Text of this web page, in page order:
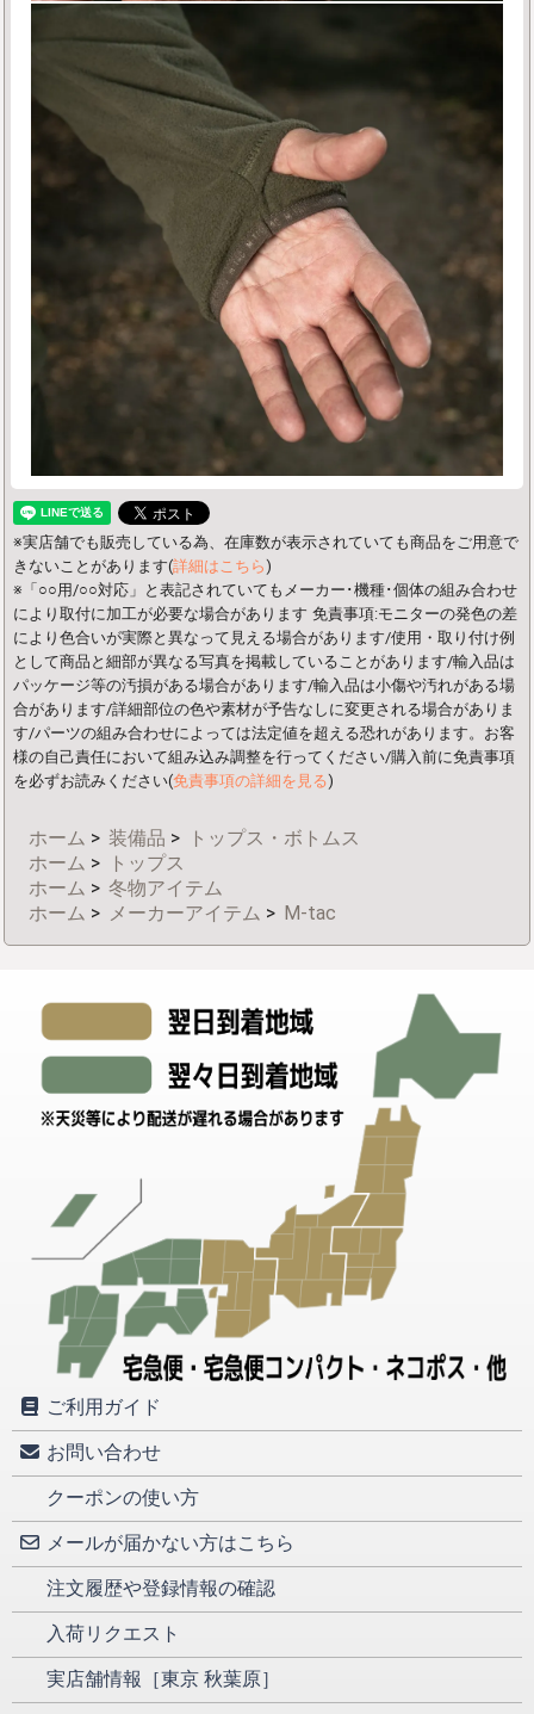
※実店舗でも販売している為、在庫数が表示されていても商品をご用意で
きないことがあります(詳細はこちら)
※「○○用/○○対応」と表記されていてもメーカー･機種･個体の組み合わせ
により取付に加工が必要な場合があります 免責事項:モニターの発色の差
により色合いが実際と異なって見える場合があります/使用・取り付け例
として商品と細部が異なる写真を掲載していることがあります/輸入品は
パッケージ等の汚損がある場合があります/輸入品は小傷や汚れがある場
合があります/詳細部位の色や素材が予告なしに変更される場合がありま
す/パーツの組み合わせによっては法定値を超える恐れがあります。お客
様の自己責任において組み込み調整を行ってください/購入前に免責事項
を必ずお読みください(免責事項の詳細を見る)
ホーム > 装備品 >
トップス・ボトムス
ホーム >
トップス
ホーム > 冬物アイテム
ホーム > メーカーアイテム > M-tac
ご利用ガイド
お問い合わせ
クーポンの使い方
メールが届かない方はこちら
注文履歴や登録情報の確認
入荷リクエスト
実店舗情報［東京 秋葉原］